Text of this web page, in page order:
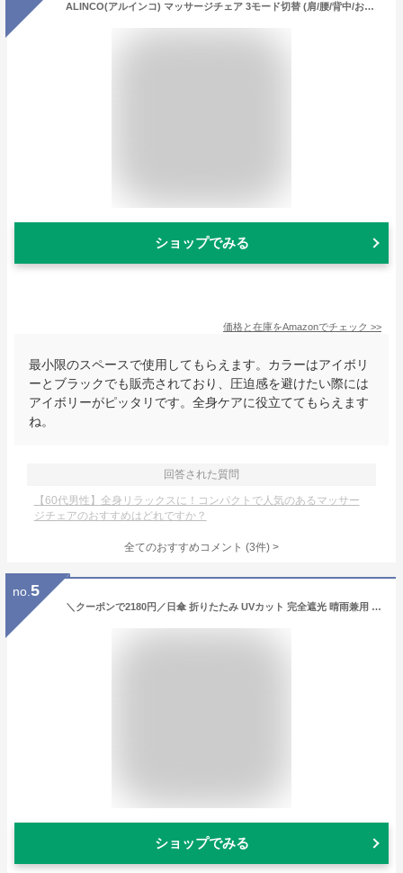
ALINCO(アルインコ) マッサージチェア 3モード切替 (肩/腰/背中/おしり/もも裏/ふくらはぎ) リクライニング機能搭載 ココン アイボリー MSC2118C
ショップでみる
価格と在庫をAmazonでチェック >>
最小限のスペースで使用してもらえます。カラーはアイボリ
ーとブラックでも販売されており、圧迫感を避けたい際には
アイボリーがピッタリです。全身ケアに役立ててもらえます
ね。
回答された質問
【60代男性】全身リラックスに！コンパクトで人気のあるマッサー
ジチェアのおすすめはどれですか？
全てのおすすめコメント (3件) >
no. 5
＼クーポンで2180円／日傘 折りたたみ UVカット 完全遮光 晴雨兼用 折り畳み傘 コンパクト スマホサイズ 紫外線 100%遮光 ミニ 傘 超撥水 パステルカラー 超軽量 レディース 女性用 雨傘 UV対策 シンプル おしゃれ 軽い 無地 母の日 プレゼント ギフト
ショップでみる